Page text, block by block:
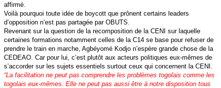
affirmé.
Voilà pourquoi toute idée de boycott que prônent certains leaders
d’opposition n’est pas partagée par OBUTS.
Revenant sur la question de la recomposition de la CENI sur laquelle
certaines formations notamment celles de la C14 se base pour refuser de
prendre le train en marche, Agbéyomé Kodjo n’espère grande chose de la
CEDEAO. Car pour lui, c’est plutôt aux acteurs politiques eux-mêmes de
s’accorder sur les sujets essentiels surtout ceux qui concernent la CENI.
“La facilitation ne peut pas comprendre les problèmes togolais comme les
togolais eux-mêmes. Elle ne peut pas aussi être à notre disposition tous